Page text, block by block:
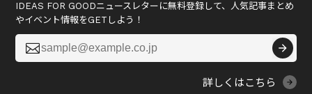
IDEAS FOR GOODニュースレターに無料登録して、人気記事まとめ
やイベント情報をGETしよう！

詳しくはこちら